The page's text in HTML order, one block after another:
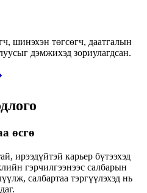
шинэхэн төгсөгч, даатгалын
дэмжихэд зориулагдсан.
өсгө
ирээдүйтэй карьер бүтээхэд
гэрчилгээнээс салбарын
салбартаа тэргүүлэхэд нь